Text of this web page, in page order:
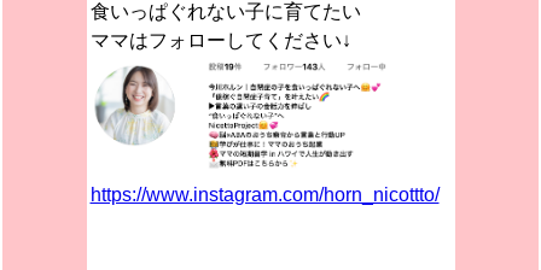
食いっぱぐれない子に育てたい
ママはフォローしてください↓
https://www.instagram.com/horn_nicottto/